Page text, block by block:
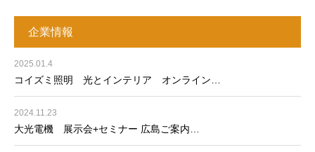
企業情報
2025.01.4
コイズミ照明 光とインテリア オンライン…
2024.11.23
大光電機 展示会+セミナー 広島ご案内…